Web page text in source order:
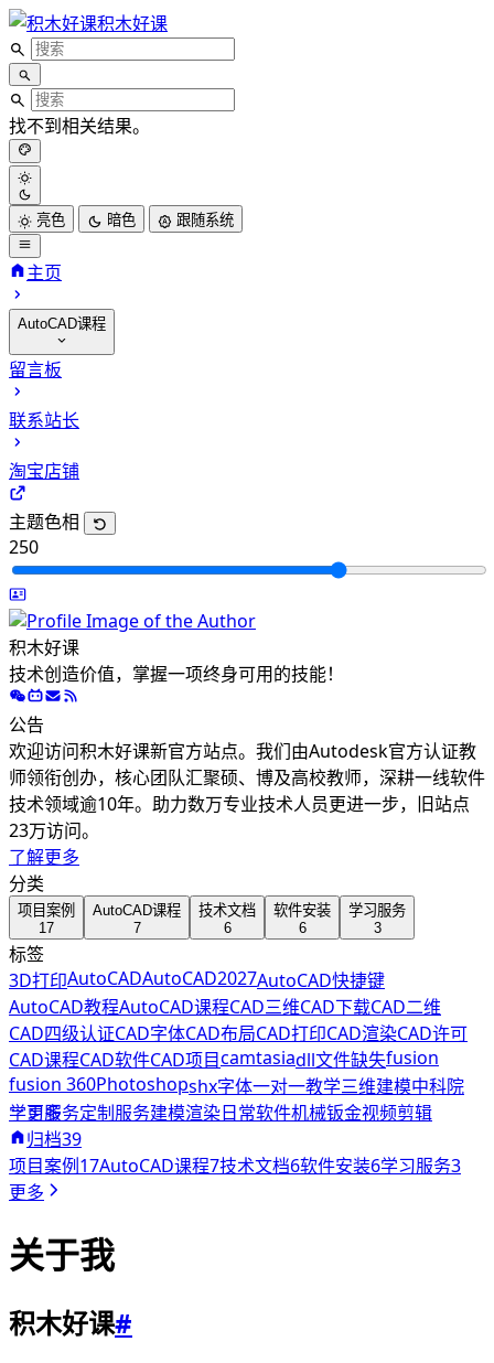
积木好课
找不到相关结果。
亮色 暗色 跟随系统
主页
AutoCAD课程
CAD二维基础课程
CAD三维建模课程
CAD高级渲染课程
CAD机械四级考试
留言板
联系站长
淘宝店铺
主题色相
250
积木好课
技术创造价值，掌握一项终身可用的技能！
公告
欢迎访问积木好课新官方站点。我们由Autodesk官方认证教
师领衔创办，核心团队汇聚硕、博及高校教师，深耕一线软件
技术领域逾10年。助力数万专业技术人员更进一步，旧站点
23万访问。
了解更多
分类
项目案例
17
AutoCAD课程
7
技术文档
6
软件安装
6
学习服务
3
标签
3D打印AutoCADAutoCAD2027AutoCAD快捷键
AutoCAD教程AutoCAD课程CAD三维CAD下载CAD二维
CAD四级认证CAD字体CAD布局CAD打印CAD渲染CAD许可
CAD课程CAD软件CAD项目camtasiadll文件缺失fusion
fusion 360Photoshopshx字体一对一教学三维建模中科院
学习服务定制服务建模渲染日常软件机械钣金视频剪辑
科研绘图积木好课
更多
归档39
项目案例17AutoCAD课程7技术文档6软件安装6学习服务3
更多
关于我
积木好课#